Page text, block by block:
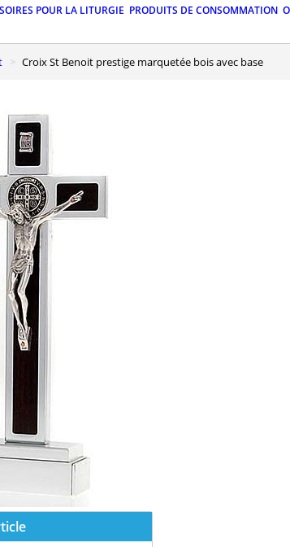
POUR LA LITURGIE PRODUITS DE CONSOMMATION
Croix St Benoit prestige marquetée bois avec base